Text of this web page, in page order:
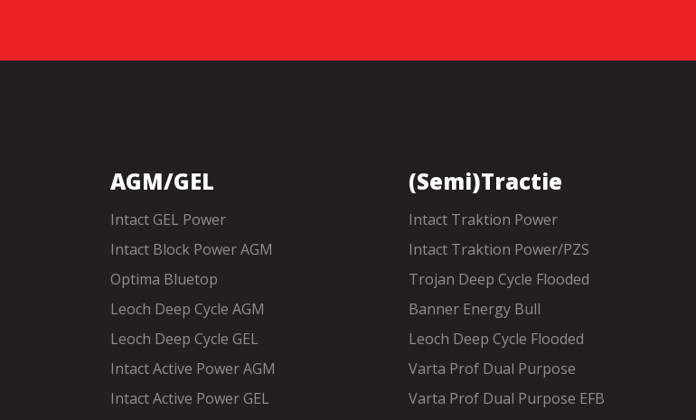
AGM/GEL
Intact GEL Power
Intact Block Power AGM
Optima Bluetop
Leoch Deep Cycle AGM
Leoch Deep Cycle GEL
Intact Active Power AGM
Intact Active Power GEL
(Semi)Tractie
Intact Traktion Power
Intact Traktion Power/PZS
Trojan Deep Cycle Flooded
Banner Energy Bull
Leoch Deep Cycle Flooded
Varta Prof Dual Purpose
Varta Prof Dual Purpose EFB